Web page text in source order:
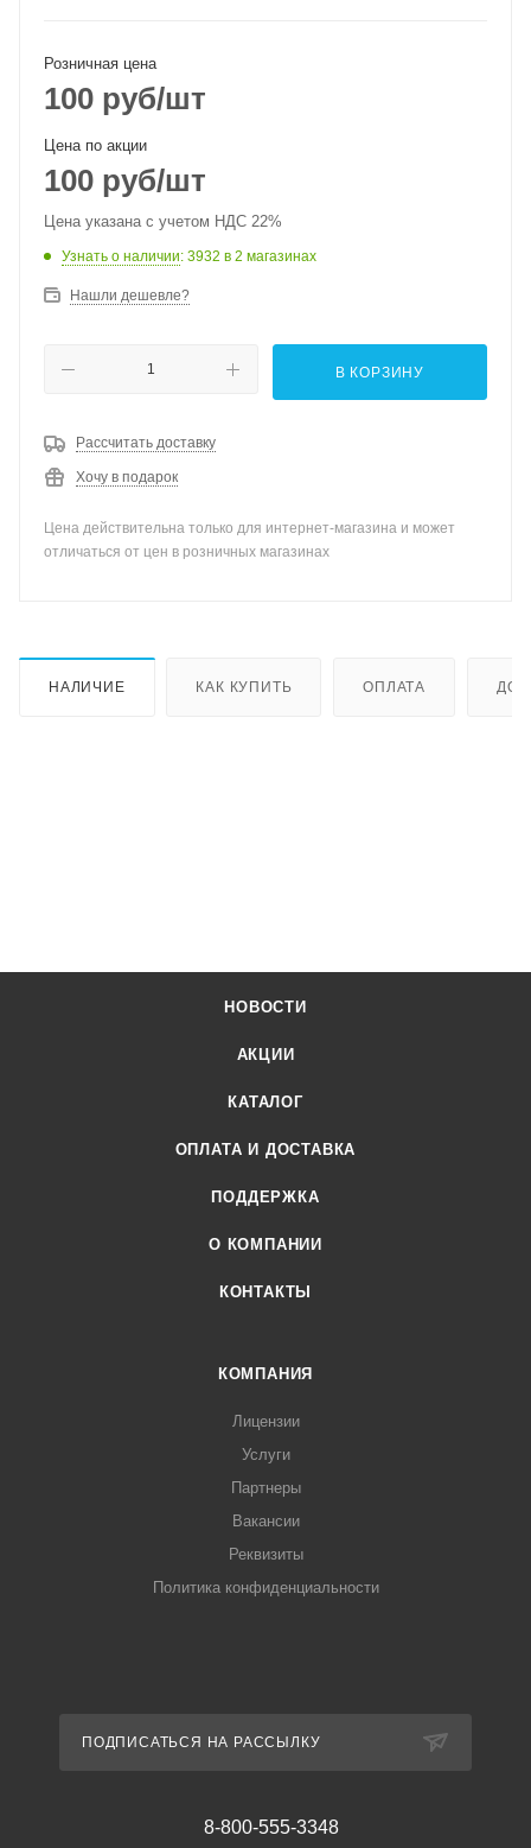
Розничная цена
100 руб/шт
Цена по акции
100 руб/шт
Цена указана с учетом НДС 22%
Узнать о наличии: 3932 в 2 магазинах
Нашли дешевле?
В КОРЗИНУ
Рассчитать доставку
Хочу в подарок
Цена действительна только для интернет-магазина и может
отличаться от цен в розничных магазинах
НАЛИЧИЕ КАК КУПИТЬ ОПЛАТА
НОВОСТИ
АКЦИИ
КАТАЛОГ
ОПЛАТА И ДОСТАВКА
ПОДДЕРЖКА
О КОМПАНИИ
КОНТАКТЫ
КОМПАНИЯ
Лицензии
Услуги
Партнеры
Вакансии
Реквизиты
Политика конфиденциальности
ПОДПИСАТЬСЯ НА РАССЫЛКУ
8-800-555-3348